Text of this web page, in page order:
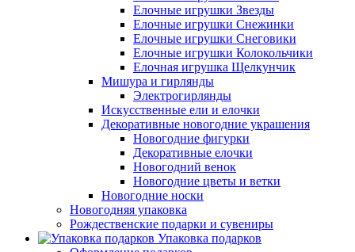
Елочные игрушки Звезды
Елочные игрушки Снежинки
Елочные игрушки Снеговики
Елочные игрушки Колокольчики
Елочная игрушка Щелкунчик
Мишура и гирлянды
Электрогирлянды
Искусственные ели и елочки
Декоративные новогодние украшения
Новогодние фигурки
Декоративные елочки
Новогодний венок
Новогодние цветы и ветки
Новогодние носки
Новогодняя упаковка
Рождественские подарки и сувениры
Упаковка подарков